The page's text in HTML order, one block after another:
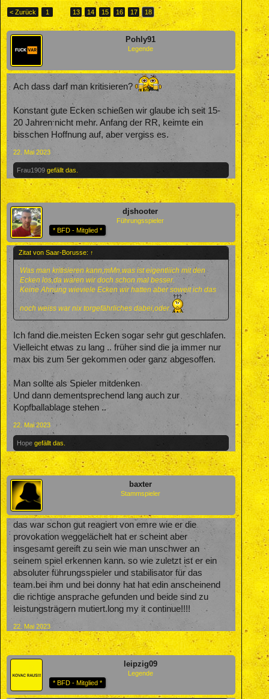
< Zurück 1 ← 13 14 15 16 17 18
Pohly91
Legende
Ach dass darf man kritisieren?
Konstant gute Ecken schießen wir glaube ich seit 15-
20 Jahren nicht mehr. Anfang der RR, keimte ein
bisschen Hoffnung auf, aber vergiss es.
22. Mai 2023
Frau1909 gefällt das.
djshooter
Führungsspieler
* BFD - Mitglied *
Zitat von Saar-Borusse: ↑
Was man kritisieren kann,mMn,was ist eigentliich mit den
Ecken los,da waren wir doch schon mal besser.
Keine Ahnung wieviele Ecken wir hatten aber soweit ich das
noch weiss war nix torgefährliches dabei,oder.
Ich fand die.meisten Ecken sogar sehr gut geschlafen.
Vielleicht etwas zu lang .. früher sind die ja immer nur
max bis zum 5er gekommen oder ganz abgesoffen.
Man sollte als Spieler mitdenken
Und dann dementsprechend lang auch zur
Kopfballablage stehen ..
22. Mai 2023
Hope gefällt das.
baxter
Stammspieler
das war schon gut reagiert von emre wie er die
provokation weggelächelt hat er scheint aber
insgesamt gereift zu sein wie man unschwer an
seinem spiel erkennen kann. so wie zuletzt ist er ein
absoluter führungsspieler und stabilisator für das
team.bei ihm und bei donny hat hat edin anscheinend
die richtige ansprache gefunden und beide sind zu
leistungsträgern mutiert.long my it continue!!!!
22. Mai 2023
leipzig09
Legende
* BFD - Mitglied *